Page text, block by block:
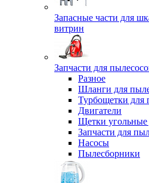
Запасные части для
витрин
Запчасти для
Разное
Шланги для
Турбощетки для
Двигатели
Щетки угольные
Запчасти для
Насосы
Пылесборники